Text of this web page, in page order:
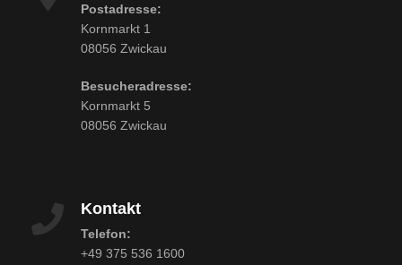
Postadresse:
Kornmarkt 1
08056 Zwickau
Besucheradresse:
Kornmarkt 5
08056 Zwickau
Kontakt
Telefon:
+49 375 536 1600